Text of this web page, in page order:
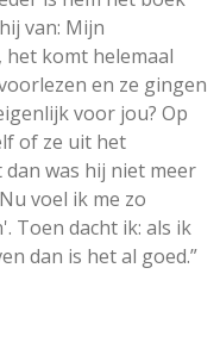
van: Mijn
komt helemaal
en ze gingen
voor jou? Op
of ze uit het
was hij niet meer
voel ik me zo
Toen dacht ik: als ik
dan is het al goed.”